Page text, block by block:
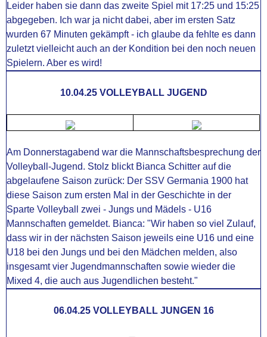
Leider haben sie dann das zweite Spiel mit 17:25 und 15:25
abgegeben. Ich war ja nicht dabei, aber im ersten Satz
wurden 67 Minuten gekämpft - ich glaube da fehlte es dann
zuletzt vielleicht auch an der Kondition bei den noch neuen
Spielern. Aber es wird!
10.04.25 VOLLEYBALL JUGEND
Am Donnerstagabend war die Mannschaftsbesprechung der
Volleyball-Jugend. Stolz blickt Bianca Schitter auf die
abgelaufene Saison zurück: Der SSV Germania 1900 hat
diese Saison zum ersten Mal in der Geschichte in der
Sparte Volleyball zwei - Jungs und Mädels - U16
Mannschaften gemeldet. Bianca: "Wir haben so viel Zulauf,
dass wir in der nächsten Saison jeweils eine U16 und eine
U18 bei den Jungs und bei den Mädchen melden, also
insgesamt vier Jugendmannschaften sowie wieder die
Mixed 4, die auch aus Jugendlichen besteht."
06.04.25 VOLLEYBALL JUNGEN 16